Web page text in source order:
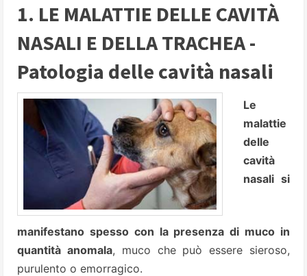
1. LE MALATTIE DELLE CAVITÀ
NASALI E DELLA TRACHEA -
Patologia delle cavità nasali
Le
malattie
delle
cavità
nasali si
manifestano spesso con la presenza di muco in
quantità anomala, muco che può essere sieroso,
purulento o emorragico.